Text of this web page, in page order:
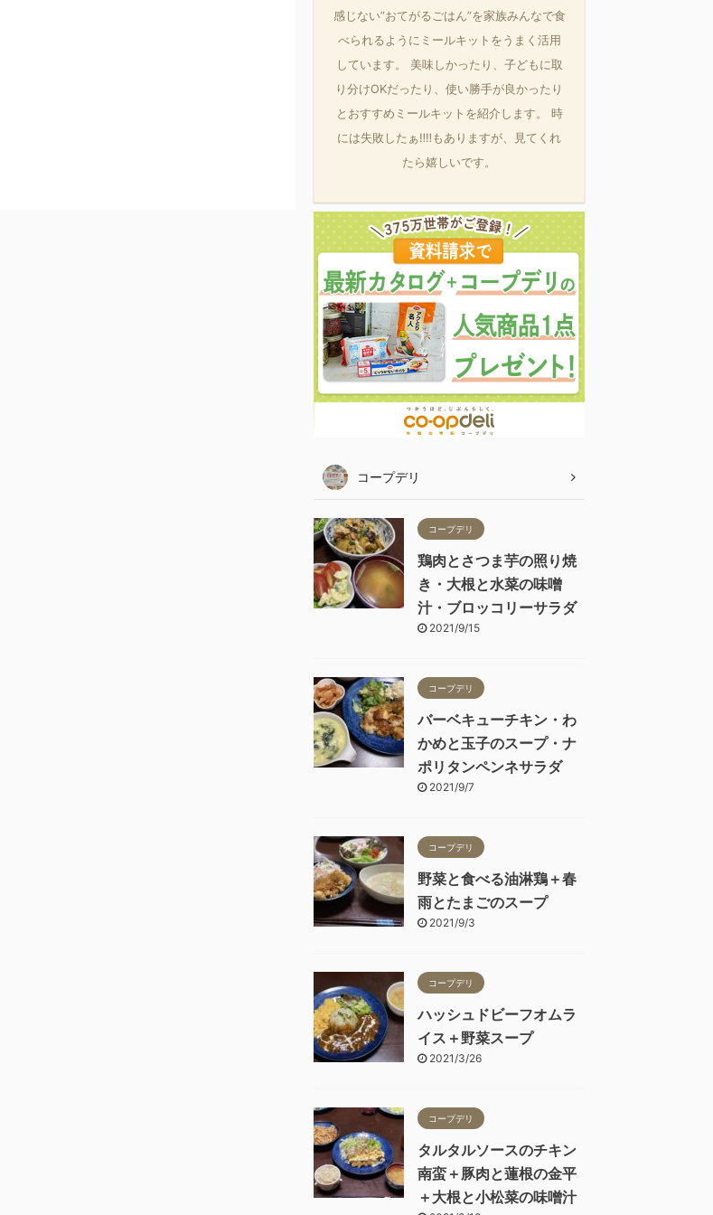
感じない”おてがるごはん”を家族みんなで食
べられるようにミールキットをうまく活用
しています。 美味しかったり、子どもに取
り分けOKだったり、使い勝手が良かったり
とおすすめミールキットを紹介します。 時
には失敗したぁ‼‼もありますが、見てくれ
たら嬉しいです。
コープデリ
コープデリ
鶏肉とさつま芋の照り焼
き・大根と水菜の味噌
汁・ブロッコリーサラダ
2021/9/15
コープデリ
バーベキューチキン・わ
かめと玉子のスープ・ナ
ポリタンペンネサラダ
2021/9/7
コープデリ
野菜と食べる油淋鶏＋春
雨とたまごのスープ
2021/9/3
コープデリ
ハッシュドビーフオムラ
イス＋野菜スープ
2021/3/26
コープデリ
タルタルソースのチキン
南蛮＋豚肉と蓮根の金平
＋大根と小松菜の味噌汁